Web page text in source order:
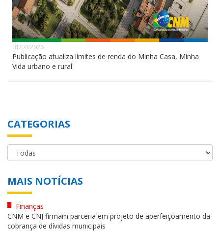
01/04/2026
Publicação atualiza limites de renda do Minha Casa, Minha
Vida urbano e rural
CATEGORIAS
MAIS NOTÍCIAS
Finanças
CNM e CNJ firmam parceria em projeto de aperfeiçoamento da
cobrança de dívidas municipais